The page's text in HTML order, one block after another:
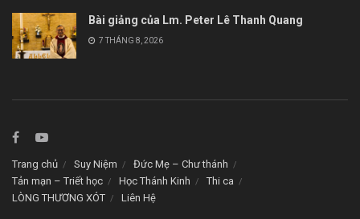
Bài giảng của Lm. Peter Lê Thanh Quang
7 THÁNG 8, 2026
Trang chủ Suy Niệm
Đức Mẹ – Chư thánh
Tản mạn – Triết học
Học Thánh Kinh
Thi ca
LÒNG THƯƠNG XÓT
Liên Hệ